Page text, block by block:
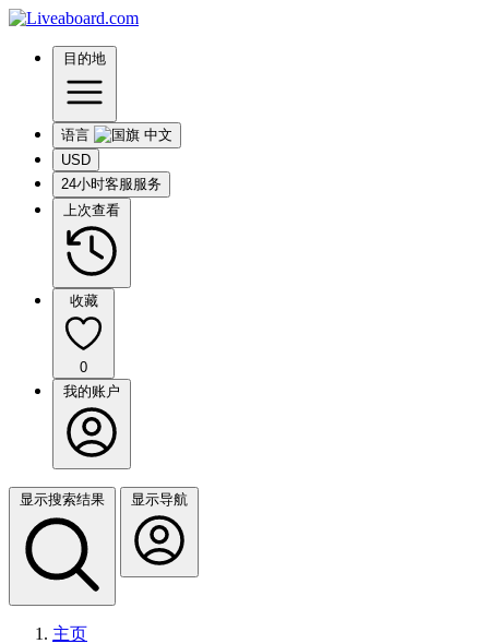
目的地
语言
USD
24小时客服服务
上次查看
收藏
0
我的账户
显示搜索结果 显示导航
主页